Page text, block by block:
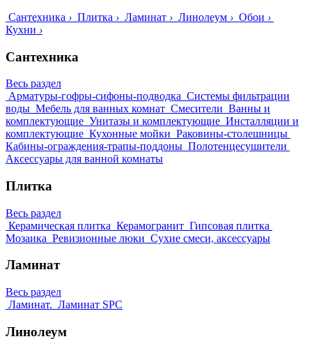
Сантехника › Плитка › Ламинат › Линолеум › Обои ›
Кухни ›
Сантехника
Весь раздел
Арматуры-гофры-сифоны-подводка Системы фильтрации
воды Мебель для ванных комнат Смесители Ванны и
комплектующие Унитазы и комплектующие Инсталляции и
комплектующие Кухонные мойки Раковины-столешницы
Кабины-ограждения-трапы-поддоны Полотенцесушители
Аксессуары для ванной комнаты
Плитка
Весь раздел
Керамическая плитка Керамогранит Гипсовая плитка
Мозаика Ревизионные люки Сухие смеси, аксессуары
Ламинат
Весь раздел
Ламинат. Ламинат SPC
Линолеум